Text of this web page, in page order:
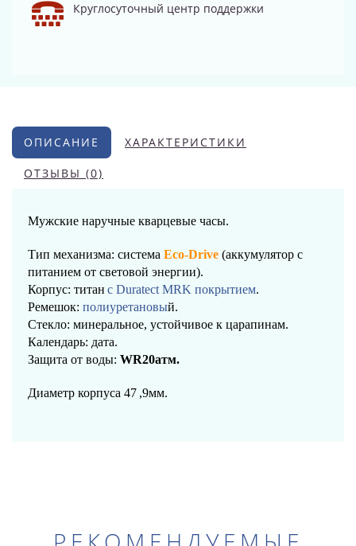
Круглосуточный центр поддержки
ОПИСАНИЕ ХАРАКТЕРИСТИКИ
ОТЗЫВЫ (0)
Мужские наручные кварцевые часы.
Тип механизма: система Eco-Drive (аккумулятор с
питанием от световой энергии).
Корпус: титан с Duratect MRK покрытием.
Ремешок: полиуретановый.
Стекло: минеральное, устойчивое к царапинам.
Календарь: дата.
Защита от воды: WR20атм.
Диаметр корпуса 47 ,9мм.